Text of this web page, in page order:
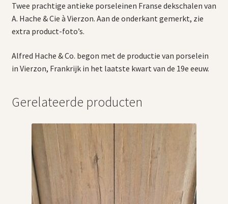
Twee prachtige antieke porseleinen Franse dekschalen van
A. Hache & Cie à Vierzon. Aan de onderkant gemerkt, zie
extra product-foto’s.
Alfred Hache & Co. begon met de productie van porselein
in Vierzon, Frankrijk in het laatste kwart van de 19e eeuw.
Gerelateerde producten